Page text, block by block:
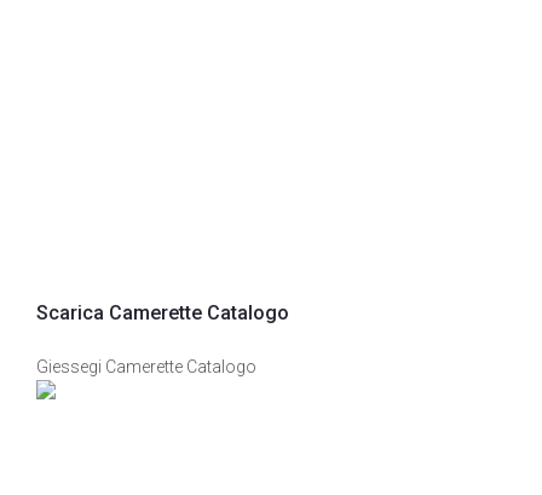
Scarica Camerette Catalogo
Giessegi Camerette Catalogo